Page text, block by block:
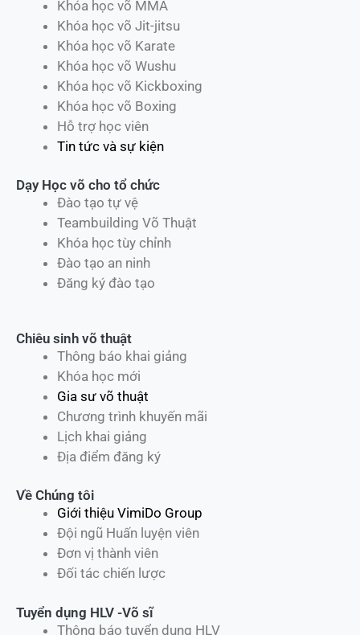
Khóa học võ MMA
Khóa học võ Jit-jitsu
Khóa học võ Karate
Khóa học võ Wushu
Khóa học võ Kickboxing
Khóa học võ Boxing
Hỗ trợ học viên
Tin tức và sự kiện
Dạy Học võ cho tổ chức
Đào tạo tự vệ
Teambuilding Võ Thuật
Khóa học tùy chỉnh
Đào tạo an ninh
Đăng ký đào tạo
Chiêu sinh võ thuật
Thông báo khai giảng
Khóa học mới
Gia sư võ thuật
Chương trình khuyến mãi
Lịch khai giảng
Địa điểm đăng ký
Về Chúng tôi
Giới thiệu VimiDo Group
Đội ngũ Huấn luyện viên
Đơn vị thành viên
Đối tác chiến lược
Tuyển dụng HLV -Võ sĩ
Thông báo tuyển dụng HLV